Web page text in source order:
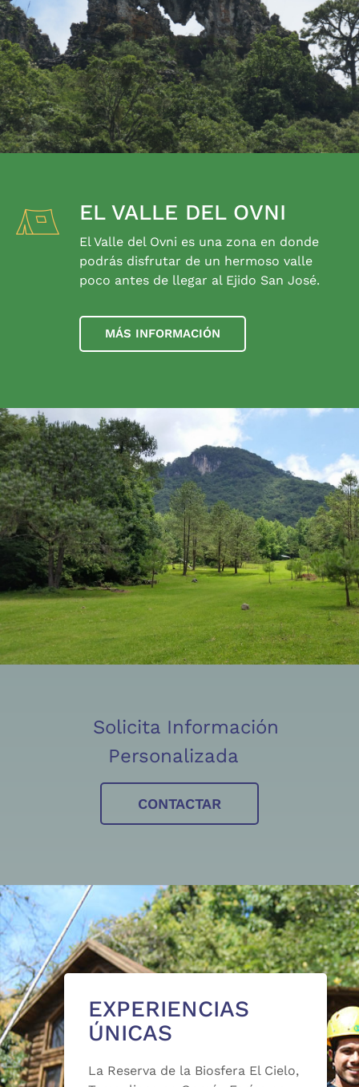
EL VALLE DEL OVNI
El Valle del Ovni es una zona en donde
podrás disfrutar de un hermoso valle
poco antes de llegar al Ejido San José.
MÁS INFORMACIÓN
Solicita Información
Personalizada
CONTACTAR
EXPERIENCIAS
ÚNICAS
La Reserva de la Biosfera El Cielo,